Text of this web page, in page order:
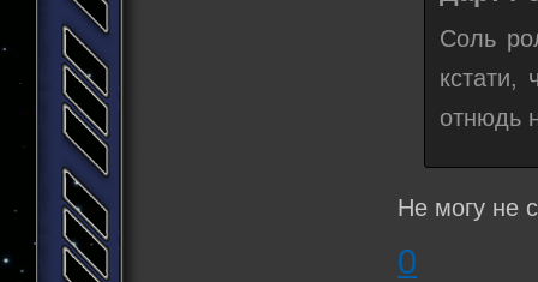
Соль
кстати,
отнюдь
Не могу не
0